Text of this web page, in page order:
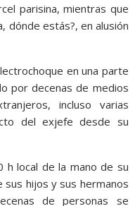
parisina, mientras que
dónde estás?, en alusión
en una parte
por decenas de medios
incluso varias
del exjefe desde su
h local de la mano de su
sus hijos y sus hermanos
de personas se